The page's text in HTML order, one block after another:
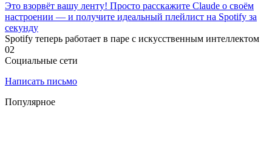
Это взорвёт вашу ленту! Просто расскажите Claude о своём
настроении — и получите идеальный плейлист на Spotify за
секунду
Spotify теперь работает в паре с искусственным интеллектом
02
Социальные сети
Написать письмо
Популярное